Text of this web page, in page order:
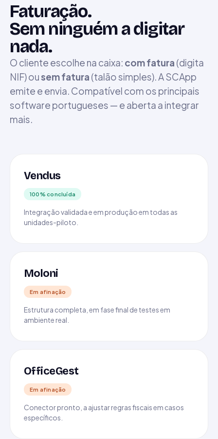
Faturação.
Sem ninguém a digitar
nada.
O cliente escolhe na caixa: com fatura (digita
NIF) ou sem fatura (talão simples). A SCApp
emite e envia. Compatível com os principais
software portugueses — e aberta a integrar
mais.
Vendus
100% concluída
Integração validada e em produção em todas as
unidades-piloto.
Moloni
Em afinação
Estrutura completa, em fase final de testes em
ambiente real.
OfficeGest
Em afinação
Conector pronto, a ajustar regras fiscais em casos
específicos.